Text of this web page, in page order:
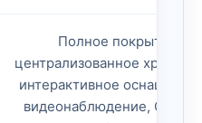
Полное покрытие
централизованное
интерактивное оснащение
видеонаблюдение, СКУД,